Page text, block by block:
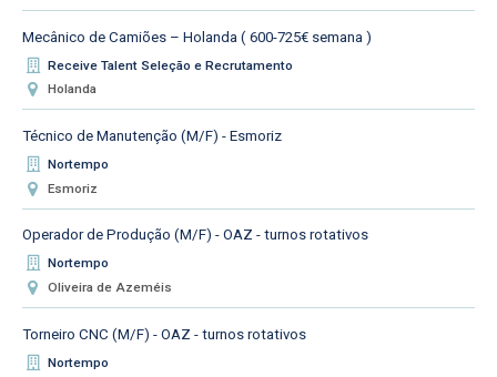
Mecânico de Camiões – Holanda ( 600-725€ semana )
Receive Talent Seleção e Recrutamento
Holanda
Técnico de Manutenção (M/F) - Esmoriz
Nortempo
Esmoriz
Operador de Produção (M/F) - OAZ - turnos rotativos
Nortempo
Oliveira de Azeméis
Torneiro CNC (M/F) - OAZ - turnos rotativos
Nortempo